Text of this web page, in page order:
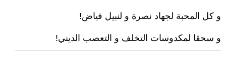
و كل المحبة لجهاد نصرة و لنبيل فياض!
و سحقا لمكدوسات التخلف و التعصب الديني!